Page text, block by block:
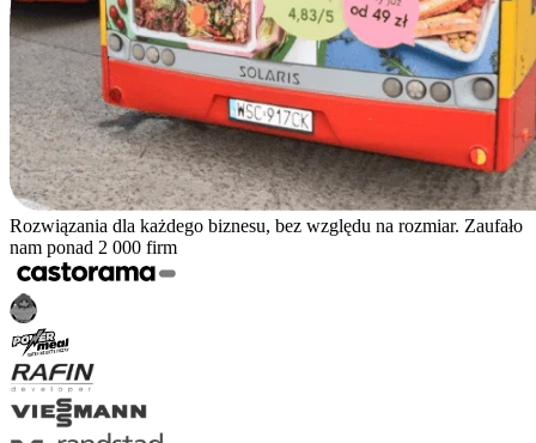
Rozwiązania dla każdego biznesu, bez względu na rozmiar. Zaufało
nam ponad 2 000 firm